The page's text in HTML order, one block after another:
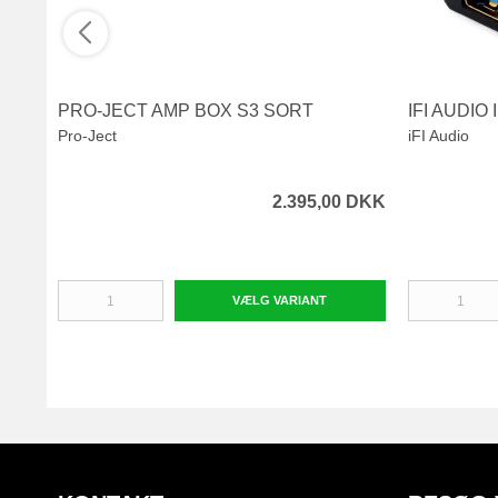
PRO-JECT AMP BOX S3 SORT
Pro-Ject
2.395,00 DKK
VÆLG VARIANT
IFI
iFI Audio